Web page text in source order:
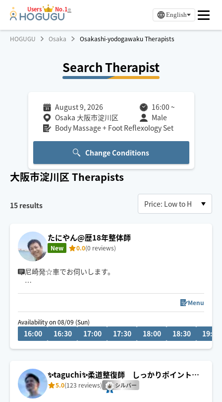
Users No.1※
English
HOGUGU Osaka Osakashi-yodogawaku Therapists
Search Therapist
August 9, 2026 16:00 ~
Osaka 大阪市淀川区
Male
Body Massage + Foot Reflexology Set
Change Conditions
大阪市淀川区Therapists
15 results
たにやん@歴18年整体師
New 0.0(0 reviews)
尼崎発☆車でお伺いします。
整体師歴15年以上。
腰痛・肩こり・骨盤ケアを中心に、産前産後のお悩みに
も対応しています。
強く押すだけでなく身体のバランスを整え「楽な状態が
続く施術」を心がけています。
Menu
Availability on 08/09 (Sun)
16:00 16:30 17:00 17:30 18:00 18:30 19:00
✨taguchi✨柔道整復師 しっかりポイントに
アプローチ
5.0(123 reviews) シルバー